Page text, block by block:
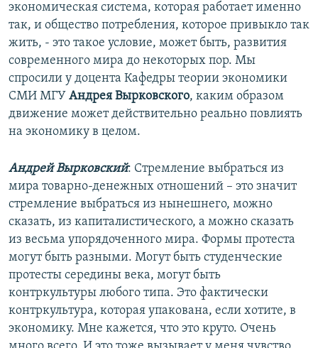
экономическая система, которая работает именно
так, и общество потребления, которое привыкло так
жить, - это такое условие, может быть, развития
современного мира до некоторых пор. Мы
спросили у доцента Кафедры теории экономики
СМИ МГУ Андрея Вырковского, каким образом
движение может действительно реально повлиять
на экономику в целом.
Андрей Вырковский: Стремление выбраться из
мира товарно-денежных отношений – это значит
стремление выбраться из нынешнего, можно
сказать, из капиталистического, а можно сказать
из весьма упорядоченного мира. Формы протеста
могут быть разными. Могут быть студенческие
протесты середины века, могут быть
контркультуры любого типа. Это фактически
контркультура, которая упакована, если хотите, в
экономику. Мне кажется, что это круто. Очень